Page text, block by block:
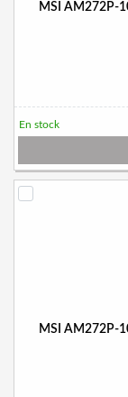
MSI AM272P-
En stock
MSI AM272P-